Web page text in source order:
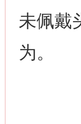
未佩戴
为。